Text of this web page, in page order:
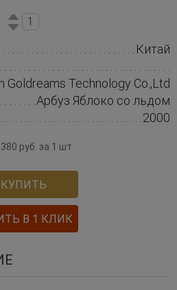
Китай
Goldreams Technology Co.,Ltd
Арбуз Яблоко со льдом
2000
руб. за 1 шт
КУПИТЬ
В 1 КЛИК